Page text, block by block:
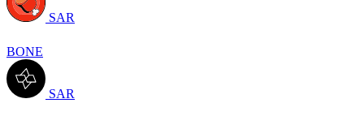
SAR
BONE
SAR